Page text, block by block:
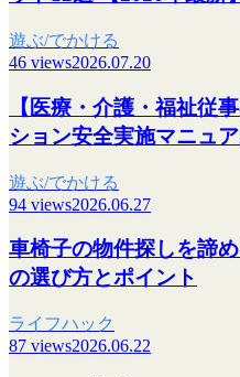
遊ぶ/でかける
46 views2026.07.20
【医療・介護・福祉従
ション安全実施マニュア
遊ぶ/でかける
94 views2026.06.27
車椅子の物件探しを諦
の選び方とポイント
ライフハック
87 views2026.06.22